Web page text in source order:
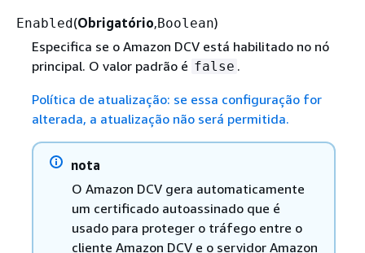
Enabled (Obrigatório,Boolean)
Especifica se o Amazon DCV está habilitado no nó
principal. O valor padrão é false .
Política de atualização: se essa configuração for
alterada, a atualização não será permitida.
nota
O Amazon DCV gera automaticamente
um certificado autoassinado que é
usado para proteger o tráfego entre o
cliente Amazon DCV e o servidor Amazon